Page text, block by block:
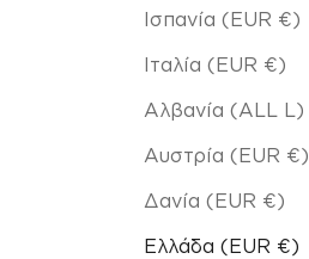
Ισπανία (EUR €)
Ιταλία (EUR €)
Αλβανία (ALL L)
Αυστρία (EUR €)
Δανία (EUR €)
Ελλάδα (EUR €)